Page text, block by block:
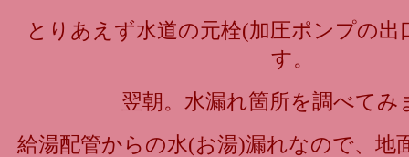
とりあえず水道の元栓(加圧ポンプの出
す。
翌朝。水漏れ箇所を調べてみ
給湯配管からの水(お湯)漏れなので、地